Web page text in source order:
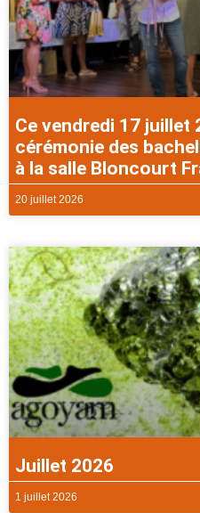
Ce vendredi 17 juillet
cérémonie des
à la salle Bloncourt
20 juillet 2026
Juillet 2026
1 juillet 2026